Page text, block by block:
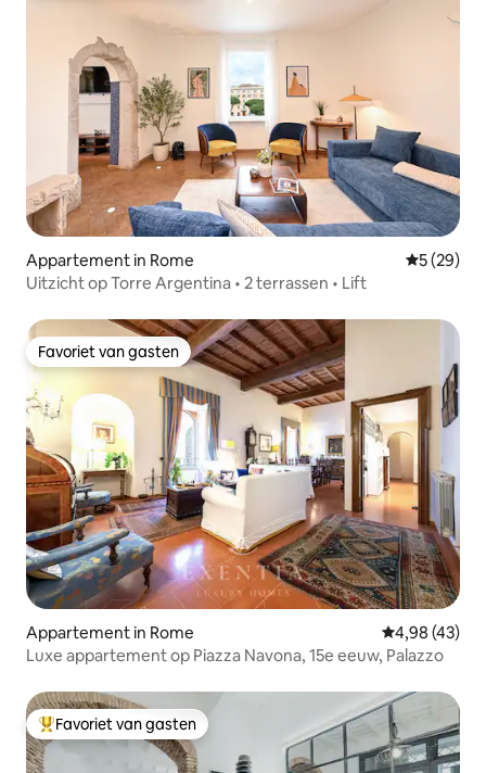
Appartement in Rome
5 (29)
Uitzicht op Torre Argentina • 2 terrassen • Lift
Favoriet van gasten
Favoriet van gasten
Appartement in Rome Gemiddelde
4,98 (43)
Luxe appartement op Piazza Navona, 15e eeuw, Palazzo
Topfavoriet van gasten
Favoriet van gasten